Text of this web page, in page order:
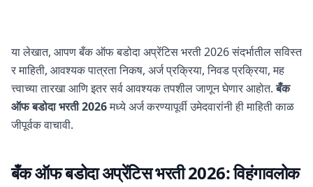
या लेखात, आपण बँक ऑफ बडोदा अप्रेंटिस भरती 2026 संदर्भातील सविस्त
र माहिती, आवश्यक पात्रता निकष, अर्ज प्रक्रिया, निवड प्रक्रिया, मह
त्त्वाच्या तारखा आणि इतर सर्व आवश्यक तपशील जाणून घेणार आहोत.बँक
ऑफ बडोदा भरती 2026मध्ये अर्ज करण्यापूर्वी उमेदवारांनी ही माहिती काळ
जीपूर्वक वाचावी.
बँक ऑफ बडोदा अप्रेंटिस भरती 2026: विहंगावलोक